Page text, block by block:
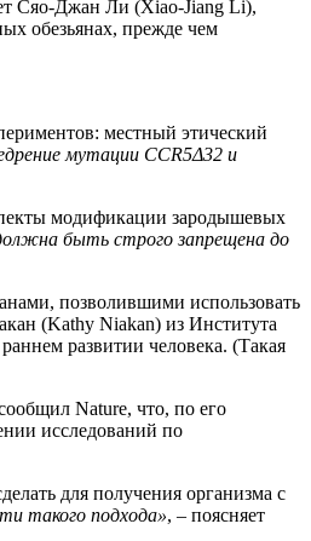
Сяо-Джан Ли (Xiao-Jiang Li),
обезьянах, прежде чем
местный этический
мутации CCR5Δ32 и
модификации зародышевых
быть строго запрещена до
позволившими использовать
(Kathy Niakan) из Института
развитии человека. (Такая
Nature, что, по его
исследований по
для получения организма с
такого подхода», – поясняет